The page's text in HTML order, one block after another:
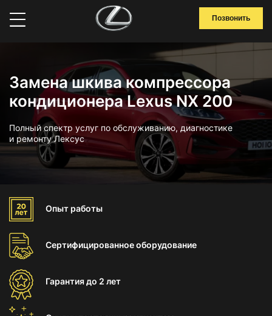
Позвонить
Замена шкива компрессора
кондиционера Lexus NX 200
Полный спектр услуг по обслуживанию, диагностике
и ремонту Лексус
Опыт работы
Сертифицированноеоборудование
Гарантиядо 2 лет